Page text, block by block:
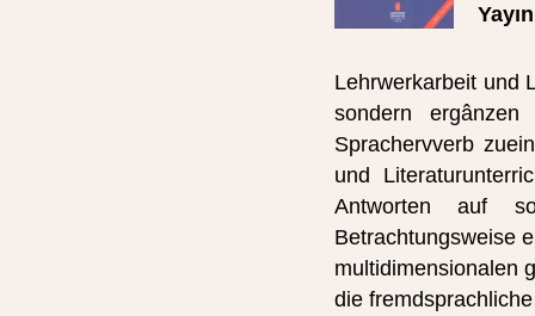
Lehrwerkarbeit und
sondern
Sprachervverb
und
Antworten auf
Betrachtungsweise
multidimensionalen
die